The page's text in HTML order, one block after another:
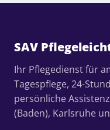
SAV
Ihr Pflegedienst für
Tagespflege, 24-
persönliche
(Baden), Karlsruhe